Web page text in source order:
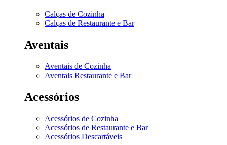
Calças de Cozinha
Calças de Restaurante e Bar
Aventais
Aventais de Cozinha
Aventais Restaurante e Bar
Acessórios
Acessórios de Cozinha
Acessórios de Restaurante e Bar
Acessórios Descartáveis